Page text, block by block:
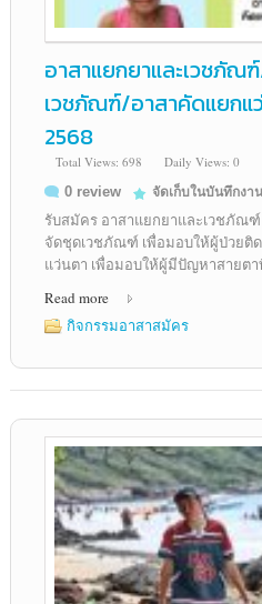
อาสาแยกยาและเวชภัณ
เวชภัณฑ์/อาสาคัดแยกแ
2568
Total Views: 698
Daily Views: 0
0 review
จัดเก็บในบันทึกงา
รับสมัคร อาสาแยกยาและเวชภัณ
จัดชุดเวชภัณฑ์ เพื่อมอบให้ผู้ป่วยติ
แว่นตา เพื่อมอบให้ผู้มีปัญหาสายต
Read more
กิจกรรมอาสาสมัคร